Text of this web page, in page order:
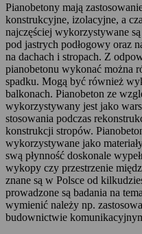
Pianobetony mają
konstrukcyjne, izolacyjne, a
najczęściej wykorzystywane
pod jastrych podłogowy oraz
na dachach i stropach. Z
pianobetonu wykonać można
spadku. Mogą być również
balkonach. Pianobeton ze
wykorzystywany jest jako
stosowania podczas
konstrukcji stropów.
wykorzystywane jako
swą płynność doskonale
wykopy czy przestrzenie
znane są w Polsce od
prowadzone są badania na
wymienić należy np.
budownictwie